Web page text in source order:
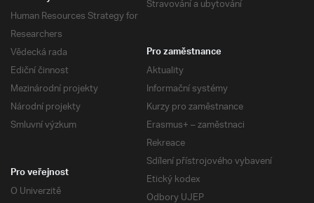
Stravování a ubytování
Human Resources Strategy for
Researchers
Vědecká rada
Ediční činnost
Mezinárodní projekty
Národní projekty
Smluvní výzkum
Pro zaměstnance
Aktuality
Informační systémy
Kurzy pro zaměstnance
Erasmus+ – zaměstnaci
Rekreace
Sdílení přístrojového vybavení
Etický kodex
Odbory UJEP
Pro veřejnost
O Univerzitě